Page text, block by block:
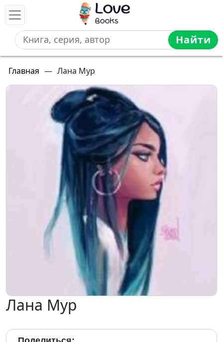
Найти
Главная — Лана Мур
Лана Мур